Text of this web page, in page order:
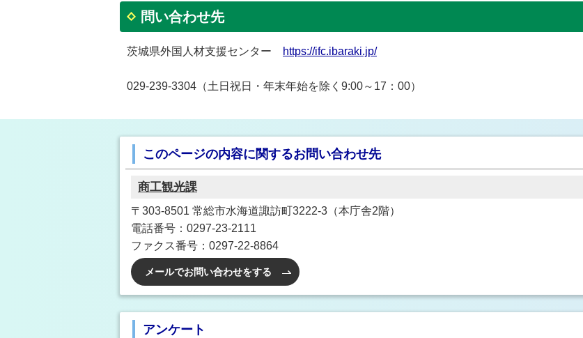
問い合わせ先
茨城県外国人材支援センター https://ifc.ibaraki.jp/
029-239-3304（土日祝日・年末年始を除く9:00～17：00）
このページの内容に関するお問い合わせ先
商工観光課
〒303-8501 常総市水海道諏訪町3222-3（本庁舎2階）
電話番号：0297-23-2111
ファクス番号：0297-22-8864
メールでお問い合わせをする
アンケート